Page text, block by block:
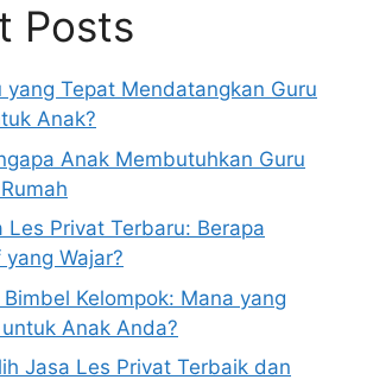
Posts
yang Tepat Mendatangkan Guru
Anak?
Anak Membutuhkan Guru
Les Privat Terbaru: Berapa
Wajar?
Kelompok: Mana yang
Anak Anda?
Jasa Les Privat Terbaik dan